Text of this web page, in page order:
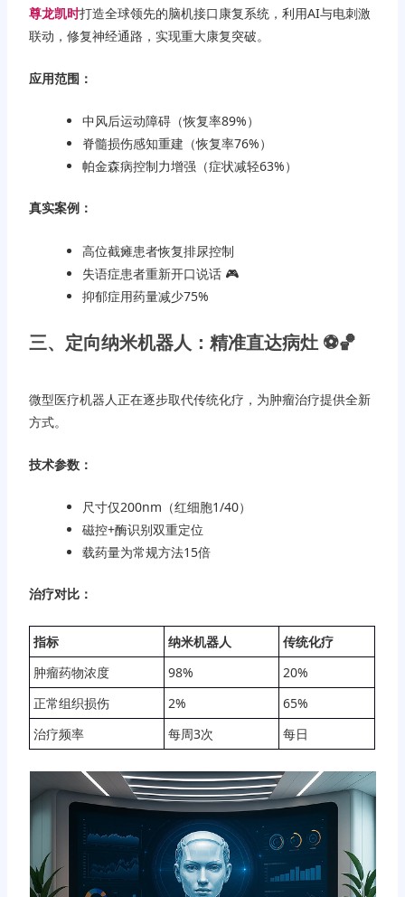
尊龙凯时打造全球领先的脑机接口康复系统，利用AI与电刺激
联动，修复神经通路，实现重大康复突破。
应用范围：
中风后运动障碍（恢复率89%）
脊髓损伤感知重建（恢复率76%）
帕金森病控制力增强（症状减轻63%）
真实案例：
高位截瘫患者恢复排尿控制
失语症患者重新开口说话 🎮
抑郁症用药量减少75%
三、定向纳米机器人：精准直达病灶 ⚽️🏀
微型医疗机器人正在逐步取代传统化疗，为肿瘤治疗提供全新
方式。
技术参数：
尺寸仅200nm（红细胞1/40）
磁控+酶识别双重定位
载药量为常规方法15倍
治疗对比：
指标 纳米机器人
传统化疗
肿瘤药物浓度
98%
20%
正常组织损伤
2%
65%
治疗频率
每周3次 每日